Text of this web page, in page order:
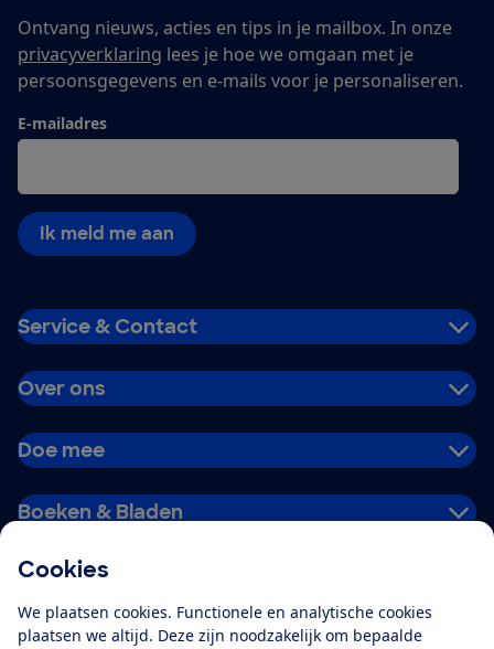
Cookies
We plaatsen cookies. Functionele en analytische cookies
plaatsen we altijd. Deze zijn noodzakelijk om bepaalde
Ontvang nieuws, acties en tips in je mailbox. In onze
privacyverklaring lees je hoe we omgaan met je
persoonsgegevens en e-mails voor je personaliseren.
E-mailadres
Ik meld me aan
Service & Contact
Over ons
Doe mee
Boeken & Bladen